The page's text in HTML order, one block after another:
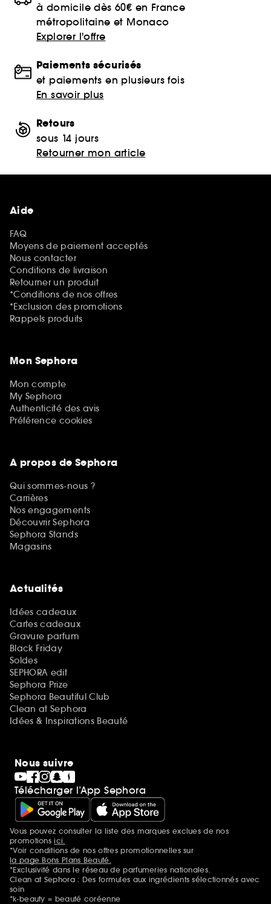
à domicile dès 60€ en France
métropolitaine et Monaco
Explorer l'offre
Paiements sécurisés
et paiements en plusieurs fois
En savoir plus
Retours
sous 14 jours
Retourner mon article
Aide
FAQ
Moyens de paiement acceptés
Nous contacter
Conditions de livraison
Retourner un produit
*Conditions de nos offres
*Exclusion des promotions
Rappels produits
Mon Sephora
Mon compte
My Sephora
Authenticité des avis
Préférence cookies
A propos de Sephora
Qui sommes-nous ?
Carrières
Nos engagements
Découvrir Sephora
Sephora Stands
Magasins
Actualités
Idées cadeaux
Cartes cadeaux
Gravure parfum
Black Friday
Soldes
SEPHORA edit
Sephora Prize
Sephora Beautiful Club
Clean at Sephora
Idées & Inspirations Beauté
Nous suivre
Télécharger l’App Sephora
Mentions additionnelles
Vous pouvez consulter la liste des marques exclues de nos
promotionsici.
*Voir conditions de nos offres promotionnelles sur
la page Bons Plans Beauté.
*Exclusivité dans le réseau de parfumeries nationales.
Clean at Sephora : Des formules aux ingrédients sélectionnés avec
soin
*k-beauty = beauté coréenne